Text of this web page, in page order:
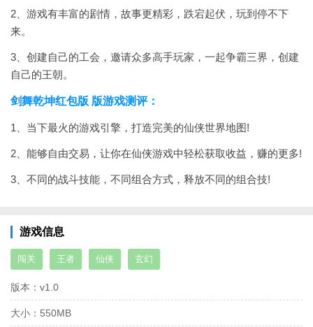
2、游戏有丰富的剧情，故事更精彩，跌宕起伏，玩到停不下
来。
3、创建自己的工会，邀请众多高手玩家，一起争霸三界，创建
自己的王朝。
剑舞乾坤红包版 版游戏测评：
1、当下最火的游戏引擎，打造完美的仙侠世界地图!
2、能够自由交易，让你在仙侠游戏中轻松获取收益，赚的更多!
3、不同的战斗技能，不同组合方式，释放不同的组合技!
游戏信息
闯关 王者 仙侠 玄幻
版本： v1.0
大小： 550MB